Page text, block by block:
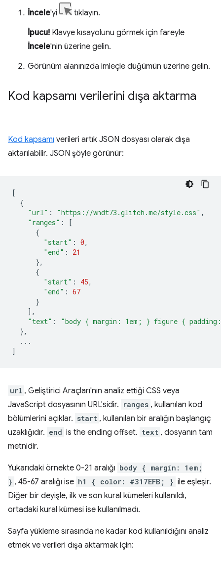
İncele'yi
tıklayın.
İpucu! Klavye kısayolunu görmek için fareyle
İncele'nin üzerine gelin.
Görünüm alanınızda imleçle düğümün üzerine gelin.
Kod kapsamı verilerini dışa aktarma
Kod kapsamı verileri artık JSON dosyası olarak dışa
aktarılabilir. JSON şöyle görünür:
[
{
"url" : "https://wndt73.glitch.me/style.css" ,
"ranges" :
[
{
"start" : 0,
"end" :
21
},
{
"start" : 45,
"end" : 67
}
],
"text" :
"body { margin: 1em; } figure {
},
...
]
url , Geliştirici Araçları'nın analiz ettiği CSS veya
JavaScript dosyasının URL'sidir. ranges , kullanılan kod
bölümlerini açıklar. start , kullanılan bir aralığın başlangıç
uzaklığıdır. end is the ending offset. text , dosyanın tam
metnidir.
Yukarıdaki örnekte 0-21 aralığı body { margin: 1em;
} , 45-67 aralığı ise h1 { color: #317EFB; } ile eşleşir.
Diğer bir deyişle, ilk ve son kural kümeleri kullanıldı,
ortadaki kural kümesi ise kullanılmadı.
Sayfa yükleme sırasında ne kadar kod kullanıldığını analiz
etmek ve verileri dışa aktarmak için: